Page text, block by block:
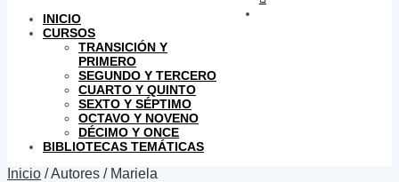
INICIO
CURSOS
TRANSICIÓN Y
PRIMERO
SEGUNDO Y TERCERO
CUARTO Y QUINTO
SEXTO Y SÉPTIMO
OCTAVO Y NOVENO
DÉCIMO Y ONCE
BIBLIOTECAS TEMÁTICAS
Inicio /Autores / Mariela